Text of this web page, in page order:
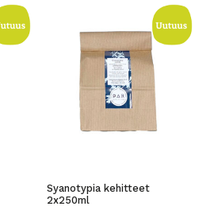
Syanotypia kehitteet
2x250ml